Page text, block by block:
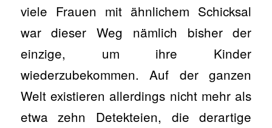
viele Frauen mit ähnlichem Schicksal
war dieser Weg nämlich bisher der
einzige, um ihre Kinder
wiederzubekommen. Auf der ganzen
Welt existieren allerdings nicht mehr als
etwa zehn Detekteien, die derartige